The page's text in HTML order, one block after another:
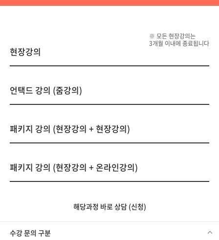
※ 모든 현장강의는
3개월 이내에 종료됩니다
현장강의
언택드 강의 (줌강의)
패키지 강의 (현장강의 + 현장강의)
패키지 강의 (현장강의 + 온라인강의)
해당과정 바로 상담 (신청)
수강 문의 구분